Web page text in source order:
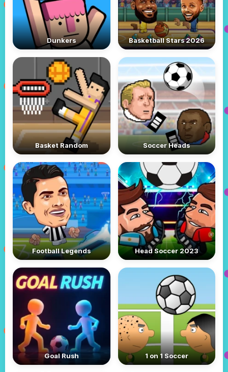
Dunkers Basketball Stars 2026
Basket Random Soccer Heads
Football Legends Head Soccer 2023
Goal Rush 1 on 1 Soccer